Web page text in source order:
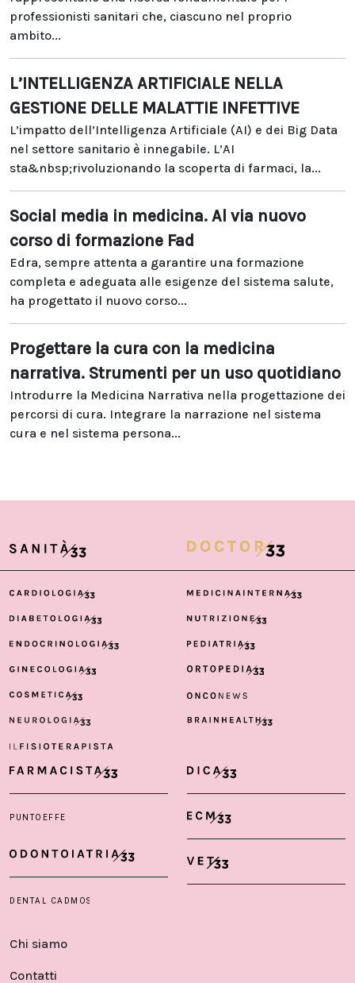
professionisti sanitari che, ciascuno nel proprio
ambito...
L’INTELLIGENZA ARTIFICIALE NELLA
GESTIONE DELLE MALATTIE INFETTIVE
L’impatto dell’Intelligenza Artificiale (AI) e dei Big Data
nel settore sanitario è innegabile. L’AI
sta&nbsp;rivoluzionando la scoperta di farmaci, la...
Social media in medicina. Al via nuovo
corso di formazione Fad
Edra, sempre attenta a garantire una formazione
completa e adeguata alle esigenze del sistema salute,
ha progettato il nuovo corso...
Progettare la cura con la medicina
narrativa. Strumenti per un uso quotidiano
Introdurre la Medicina Narrativa nella progettazione dei
percorsi di cura. Integrare la narrazione nel sistema
cura e nel sistema persona...
Chi siamo
Contatti